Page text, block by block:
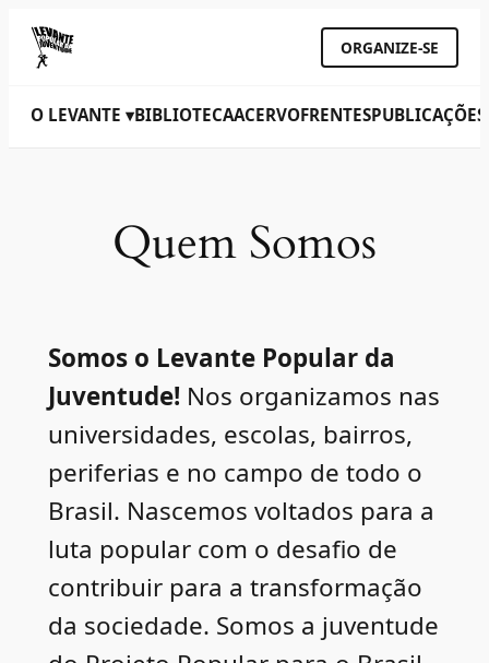
ORGANIZE-SE
O LEVANTE ▾BIBLIOTECAACERVOFRENTESPUBLICAÇÕES
Quem Somos
Somos o Levante Popular da
Juventude! Nos organizamos nas
universidades, escolas, bairros,
periferias e no campo de todo o
Brasil. Nascemos voltados para a
luta popular com o desafio de
contribuir para a transformação
da sociedade. Somos a juventude